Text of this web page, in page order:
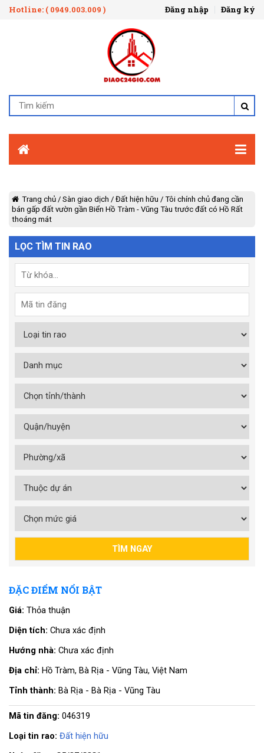
Hotline: ( 0949.003.009 ) Đăng nhập Đăng ký
Trang chủ / Sàn giao dịch / Đất hiện hữu / Tôi chính chủ đang cần
bán gấp đất vườn gần Biển Hồ Tràm - Vũng Tàu trước đất có Hồ Rất
thoáng mát
LỌC TÌM TIN RAO
ĐẶC ĐIỂM NỔI BẬT
Giá: Thỏa thuận
Diện tích: Chưa xác định
Hướng nhà: Chưa xác định
Địa chỉ: Hồ Tràm, Bà Rịa - Vũng Tàu, Việt Nam
Tỉnh thành: Bà Rịa - Bà Rịa - Vũng Tàu
Mã tin đăng: 046319
Loại tin rao: Đất hiện hữu